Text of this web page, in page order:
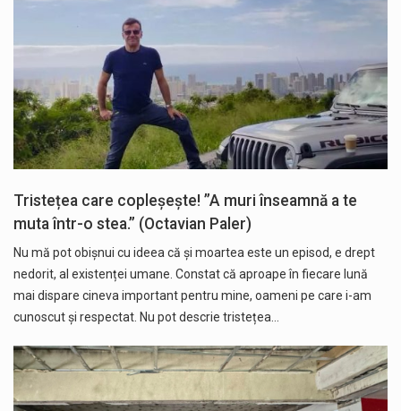
Tristețea care copleșește! ”A muri înseamnă a te
muta într-o stea.” (Octavian Paler)
Nu mă pot obișnui cu ideea că și moartea este un episod, e drept
nedorit, al existenței umane. Constat că aproape în fiecare lună
mai dispare cineva important pentru mine, oameni pe care i-am
cunoscut și respectat. Nu pot descrie tristețea…